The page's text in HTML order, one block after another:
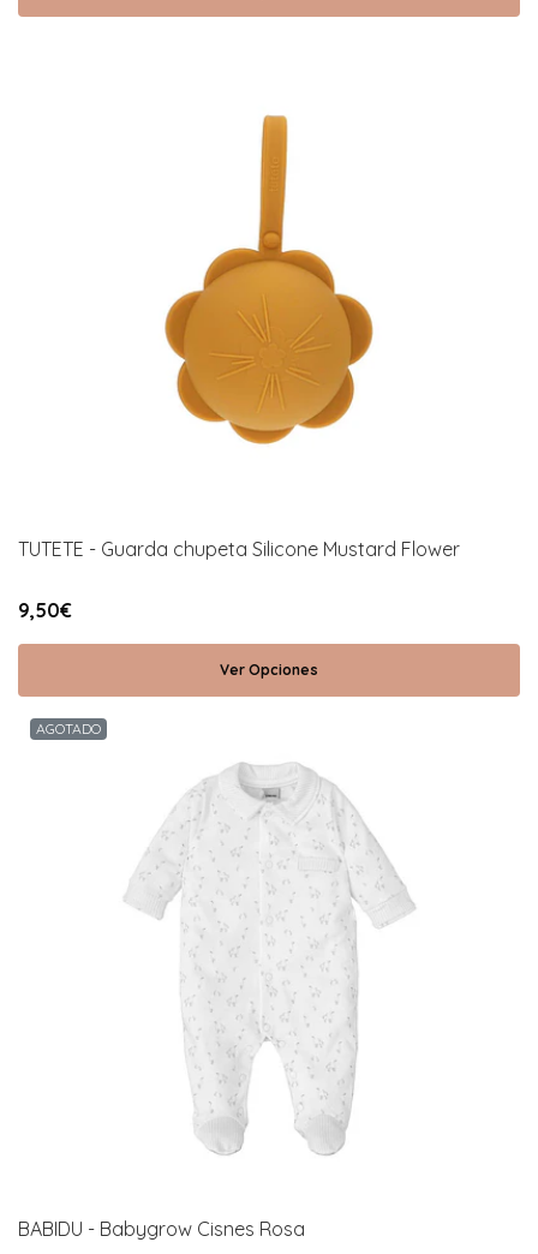
TUTETE - Guarda chupeta Silicone Mustard Flower
9,50€
Ver Opciones
AGOTADO
BABIDU - Babygrow Cisnes Rosa